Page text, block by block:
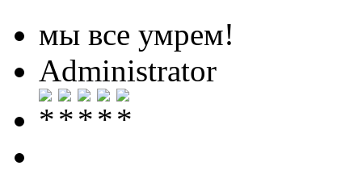
мы все умрем!
Administrator